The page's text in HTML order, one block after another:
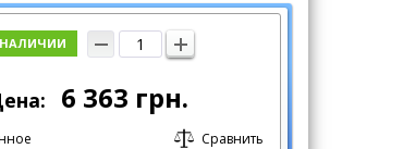
НАЛИЧИИ
6 363 грн.
Сравнить